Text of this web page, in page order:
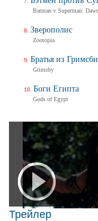
Трейлер
Batman v Superman:
Зверополис
Zootopia
Братья из Гримсби
Grimsby
Боги Египта
Gods of Egypt